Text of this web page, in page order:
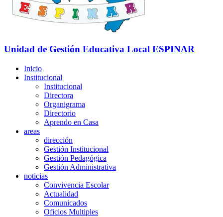
Unidad de Gestión Educativa Local ESPINAR
Inicio
Institucional
Institucional
Directora
Organigrama
Directorio
Aprendo en Casa
areas
dirección
Gestión Institucional
Gestión Pedagógica
Gestión Administrativa
noticias
Convivencia Escolar
Actualidad
Comunicados
Oficios Multiples